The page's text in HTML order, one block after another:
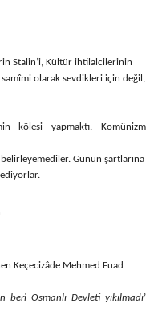
Stalin’i, Kültür ihtilalcilerinin
olarak sevdikleri için değil,
kölesi yapmaktı. Komünizm
Günün şartlarına
Keçecizâde Mehmed Fuad
Osmanlı Devleti yıkılmadı’